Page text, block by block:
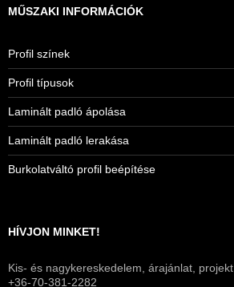
MŰSZAKI INFORMÁCIÓK
Profil színek
Profil típusok
Laminált padló ápolása
Laminált padló lerakása
Burkolatváltó profil beépítése
HÍVJON MINKET!
Kis- és nagykereskedelem, árajánlat, projekt
+36-70-381-2282